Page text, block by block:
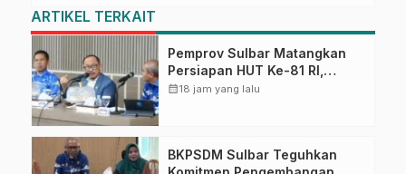
ARTIKEL TERKAIT
Pemprov Sulbar Matangkan
Persiapan HUT Ke-81 RI,
Puncak Upacara di Lapangan
calendar_month18 jam yang lalu
BKPSDM Sulbar Teguhkan